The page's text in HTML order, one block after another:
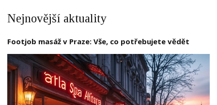
Nejnovější aktuality
Footjob masáž v Praze: Vše, co potřebujete vědět